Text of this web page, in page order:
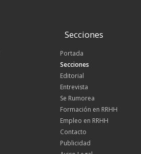
Secciones
Portada
Secciones
Editorial
Entrevista
Se Rumorea
Formación en RRHH
Empleo en RRHH
Contacto
Publicidad